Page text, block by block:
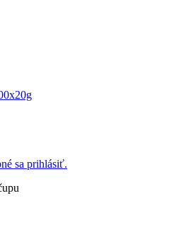
sa prihlásiť.